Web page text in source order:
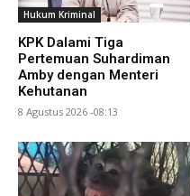
Hukum Kriminal
KPK Dalami Tiga
Pertemuan Suhardiman
Amby dengan Menteri
Kehutanan
8 Agustus 2026 -08:13